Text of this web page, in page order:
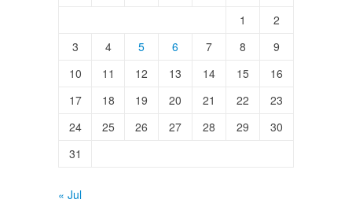
1
2
3
4 5 6 7 8
9
10
11 12 13 14 15
16
17
18 19 20 21 22
23
24
25 26 27 28 29
30
31
« Jul